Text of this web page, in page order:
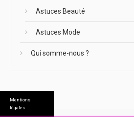
Mentions
légales
Astuces Beauté
Astuces Mode
Qui somme-nous ?